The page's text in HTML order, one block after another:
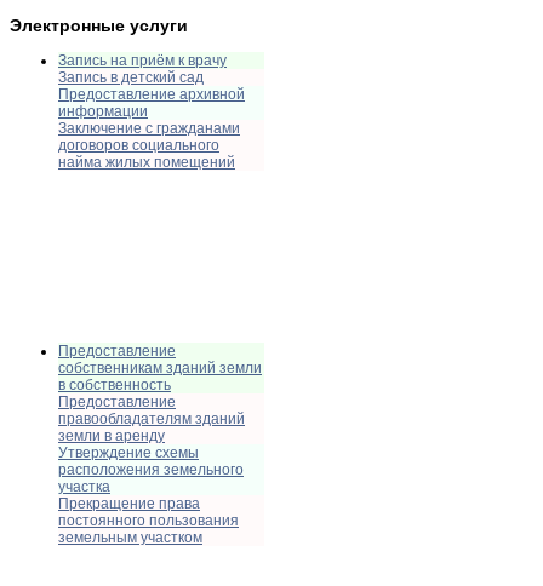
Электронные услуги
Запись на приём к врачу
Запись в детский сад
Предоставление архивной
информации
Заключение с гражданами
договоров социального
найма жилых помещений
Предоставление
собственникам зданий земли
в собственность
Предоставление
правообладателям зданий
земли в аренду
Утверждение схемы
расположения земельного
участка
Прекращение права
постоянного пользования
земельным участком